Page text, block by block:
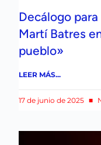
Decálogo para
Martí Batres
pueblo»
LEER MÁS...
17 de junio de 2025